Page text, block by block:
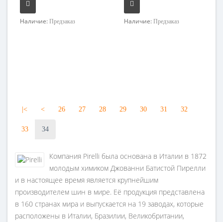
Наличие: Предзаказ Наличие: Предзаказ
|< < 26 27 28 29 30 31 32
33 34
Компания Pirelli была основана в Италии в 1872
молодым химиком Джованни Батистой Пирелли
и в настоящее время является крупнейшим
производителем шин в мире. Её продукция представлена
в 160 странах мира и выпускается на 19 заводах, которые
расположены в Италии, Бразилии, Великобритании,